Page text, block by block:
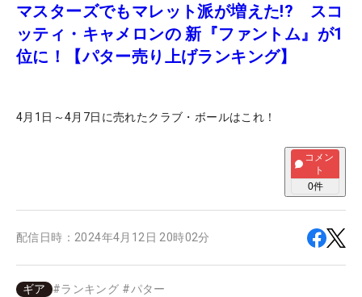
マスターズでもマレット派が増えた!? スコ
ッティ・キャメロンの 新『ファントム』が1
位に！【パター売り上げランキング】
4月1日～4月7日に売れたクラブ・ボールはこれ！
コメン
ト
0件
配信日時： 2024年4月12日 20時02分
ギア #ランキング #パター